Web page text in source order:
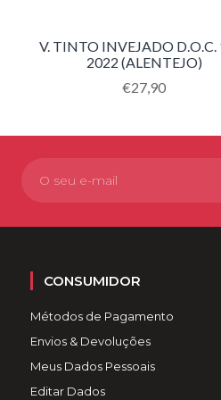
V. TINTO INVEJADO D.O.C.
2022 (ALENTEJO)
Translation
€27,90
CONSUMIDOR
Métodos de Pagamento
Envios & Devoluções
Meus Dados Pessoais
Editar Dados